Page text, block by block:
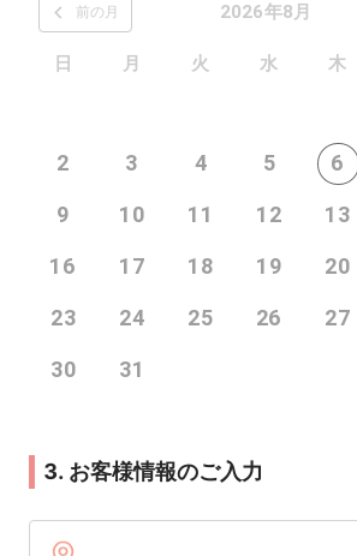
2026年8月
前の月
日 月 火 水 木
2 3 4 5 6
9 10 11 12 13
16 17 18 19 20
23 24 25 26 27
30 31
3. お客様情報のご入力